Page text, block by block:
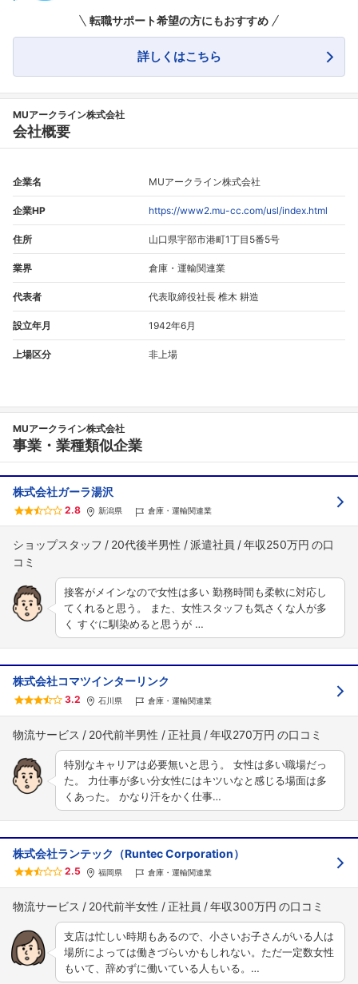
フォローしました
こちらの企業もフォローしませんか？
転職サポート希望の方にもおすすめ
詳しくはこちら
MUアークライン株式会社
会社概要
企業名 MUアークライン株式会社
企業HP https://www2.mu-cc.com/usl/index.html
住所 山口県宇部市港町1丁目5番5号
業界 倉庫・運輸関連業
代表者 代表取締役社長 椎木 耕造
設立年月 1942年6月
上場区分 非上場
MUアークライン株式会社
事業・業種類似企業
株式会社ガーラ湯沢
2.8 新潟県 倉庫・運輸関連業
ショップスタッフ 20代後半男性 派遣社員 年収250万円
接客がメインなので女性は多い 勤務時間も柔軟に対応し
てくれると思う。 また、女性スタッフも気さくな人が多
く すぐに馴染めると思うが …
株式会社コマツインターリンク
3.2 石川県 倉庫・運輸関連業
物流サービス 20代前半男性 正社員 年収270万円
特別なキャリアは必要無いと思う。 女性は多い職場だっ
た。 力仕事が多い分女性にはキツいなと感じる場面は多
くあった。 かなり汗をかく仕事…
株式会社ランテック（Runtec Corporation）
2.5 福岡県 倉庫・運輸関連業
物流サービス 20代前半女性 正社員 年収300万円
支店は忙しい時期もあるので、小さいお子さんがいる人は
場所によっては働きづらいかもしれない。ただ一定数女性
もいて、辞めずに働いている人もいる。…